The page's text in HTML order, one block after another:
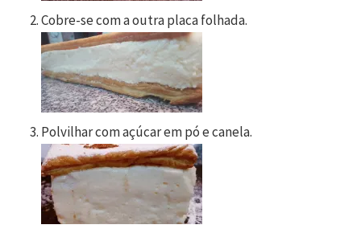
Cobre-se com a outra placa folhada.
Polvilhar com açúcar em pó e canela.